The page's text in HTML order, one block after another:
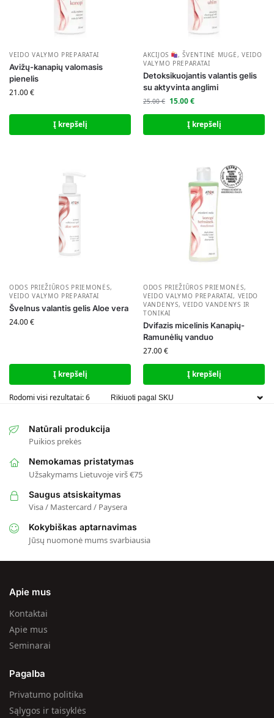
VEIDO VALYMO PREPARATAI
Avižų-kanapių valomasis
pienelis
21.00€
Į krepšelį
AKCIJOS ,ŠVENTINĖ MUGĖ, VEIDO
VALYMO PREPARATAI
Detoksikuojantis valantis gelis
su aktyvinta anglimi
25.00€ 15.00€
Į krepšelį
ODOS PRIEŽIŪROS PRIEMONĖS,
VEIDO VALYMO PREPARATAI
Švelnus valantis gelis Aloe vera
24.00€
Į krepšelį
ODOS PRIEŽIŪROS PRIEMONĖS,
VEIDO VALYMO PREPARATAI, VEIDO
VANDENYS,VEIDO VANDENYS IR
TONIKAI
Dvifazis micelinis Kanapių-
Ramunėlių vanduo
27.00€
Į krepšelį
Rodomi visi rezultatai: 6
Natūrali produkcija
Puikios prekės
Nemokamas pristatymas
Užsakymams Lietuvoje virš €75
Saugus atsiskaitymas
Visa / Mastercard / Paysera
Kokybiškas aptarnavimas
Jūsų nuomonė mums svarbiausia
Apie mus
Kontaktai
Apie mus
Seminarai
Pagalba
Privatumo politika
Sąlygos ir taisyklės